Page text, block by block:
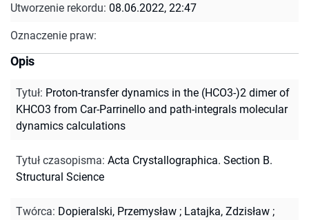
Utworzenie rekordu: 08.06.2022, 22:47
Oznaczenie praw:
Opis
Tytuł: Proton-transfer dynamics in the (HCO3-)2 dimer of
KHCO3 from Car-Parrinello and path-integrals molecular
dynamics calculations
Tytuł czasopisma: Acta Crystallographica. Section B.
Structural Science
Twórca: Dopieralski, Przemysław ; Latajka, Zdzisław ;